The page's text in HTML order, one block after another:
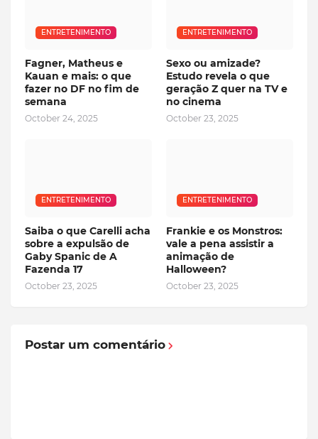
ENTRETENIMENTO
Fagner, Matheus e
Kauan e mais: o que
fazer no DF no fim de
semana
October 24, 2025
ENTRETENIMENTO
Sexo ou amizade?
Estudo revela o que
geração Z quer na TV e
no cinema
October 23, 2025
ENTRETENIMENTO
Saiba o que Carelli acha
sobre a expulsão de
Gaby Spanic de A
Fazenda 17
October 23, 2025
ENTRETENIMENTO
Frankie e os Monstros:
vale a pena assistir a
animação de
Halloween?
October 23, 2025
Postar um comentário